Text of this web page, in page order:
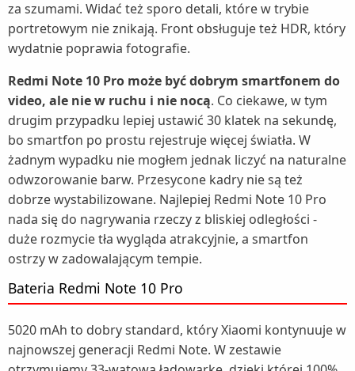
za szumami. Widać też sporo detali, które w trybie
portretowym nie znikają. Front obsługuje też HDR, który
wydatnie poprawia fotografie.
Redmi Note 10 Pro może być dobrym smartfonem do
video, ale nie w ruchu i nie nocą. Co ciekawe, w tym
drugim przypadku lepiej ustawić 30 klatek na sekundę,
bo smartfon po prostu rejestruje więcej światła. W
żadnym wypadku nie mogłem jednak liczyć na naturalne
odwzorowanie barw. Przesycone kadry nie są też
dobrze wystabilizowane. Najlepiej Redmi Note 10 Pro
nada się do nagrywania rzeczy z bliskiej odległości -
duże rozmycie tła wygląda atrakcyjnie, a smartfon
ostrzy w zadowalającym tempie.
Bateria Redmi Note 10 Pro
5020 mAh to dobry standard, który Xiaomi kontynuuje w
najnowszej generacji Redmi Note. W zestawie